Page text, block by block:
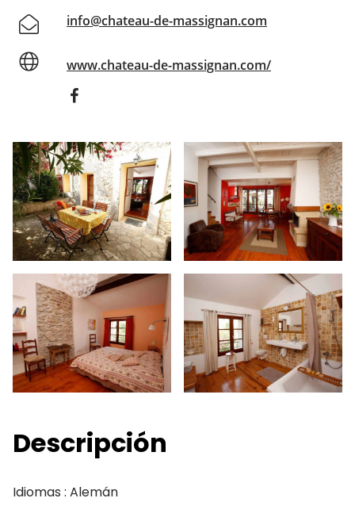
info@chateau-de-massignan.com
www.chateau-de-massignan.com/
Descripción
Idiomas : Alemán